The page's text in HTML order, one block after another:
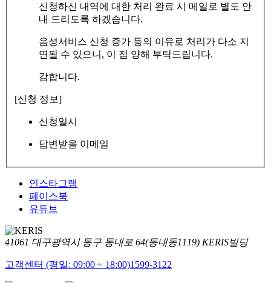
신청하신 내역에 대한 처리 완료 시 메일로 별도 안
내 드리도록 하겠습니다.
음성서비스 신청 증가 등의 이유로 처리가 다소 지
연될 수 있으니, 이 점 양해 부탁드립니다.
감합니다.
[신청 정보]
신청일시
답변받을 이메일
인스타그램
페이스북
유튜브
41061 대구광역시 동구 동내로 64(동내동1119) KERIS빌딩
고객센터 (평일: 09:00 ~ 18:00)1599-3122